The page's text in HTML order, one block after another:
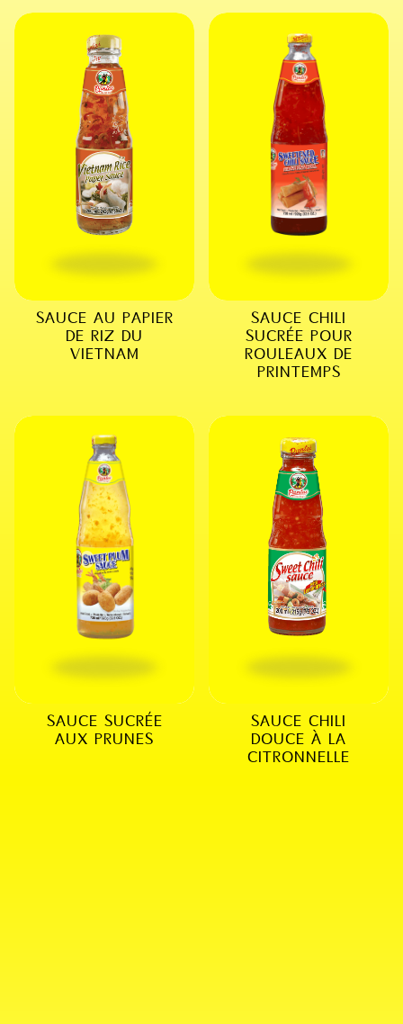
SAUCE AU PAPIER
DE RIZ DU
VIETNAM
SAUCE CHILI
SUCRÉE POUR
ROULEAUX DE
PRINTEMPS
SAUCE SUCRÉE
AUX PRUNES
SAUCE CHILI
DOUCE À LA
CITRONNELLE